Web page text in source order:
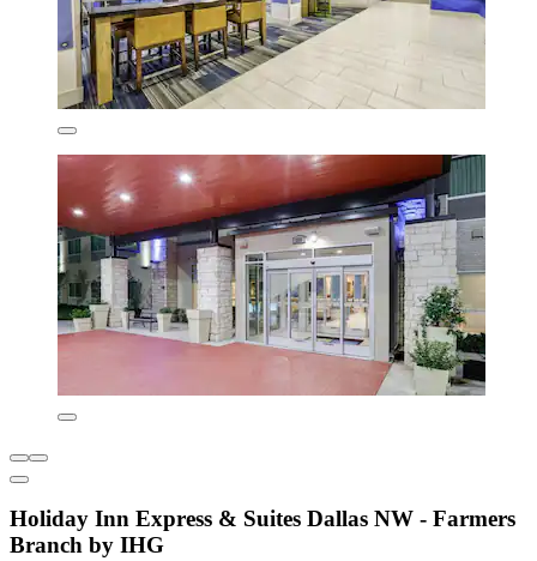
Holiday Inn Express & Suites Dallas NW - Farmers
Branch by IHG